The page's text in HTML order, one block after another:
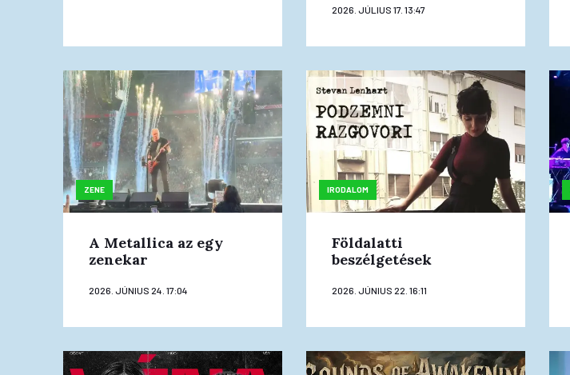
2026. JÚLIUS 17. 13:47
ZENE
A Metallica az egy
zenekar
2026. JÚNIUS 24. 17:04
IRODALOM
Földalatti
beszélgetések
2026. JÚNIUS 22. 16:11